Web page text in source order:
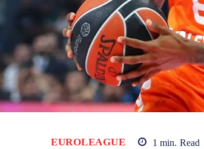
EUROLEAGUE 1 min. Read